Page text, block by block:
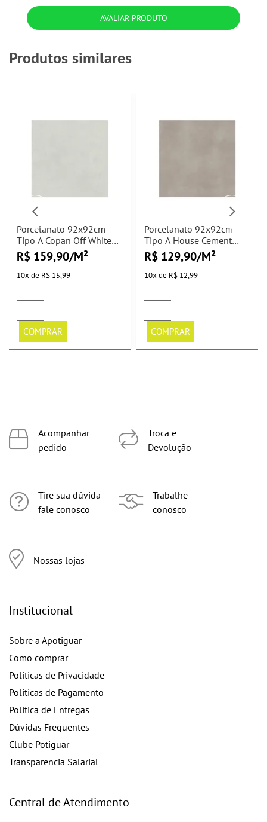
AVALIAR PRODUTO
Produtos similares
Porcelanato 92x92cm
Tipo A Copan Off White
Natural Villagres -
2,54m²
R$ 159,90/M²
10x de R$ 15,99
COMPRAR
Porcelanato 92x92cm
Tipo A House Cement
Externo Villagres -
2,54m²
R$ 129,90/M²
10x de R$ 12,99
COMPRAR
Acompanhar
pedido
Tire sua dúvida
fale conosco
Nossas lojas
Troca e
Devolução
Trabalhe
conosco
Institucional
Sobre a Apotiguar
Como comprar
Políticas de Privacidade
Políticas de Pagamento
Política de Entregas
Dúvidas Frequentes
Clube Potiguar
Transparencia Salarial
Central de Atendimento